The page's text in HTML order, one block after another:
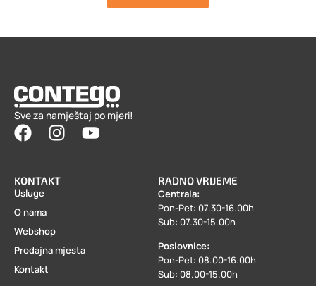
Sve za namještaj po mjeri!
KONTAKT
Usluge
O nama
Webshop
Prodajna mjesta
Kontakt
RADNO VRIJEME
Centrala:
Pon-Pet: 07.30-16.00h
Sub: 07.30-15.00h
Poslovnice:
Pon-Pet: 08.00-16.00h
Sub: 08.00-15.00h